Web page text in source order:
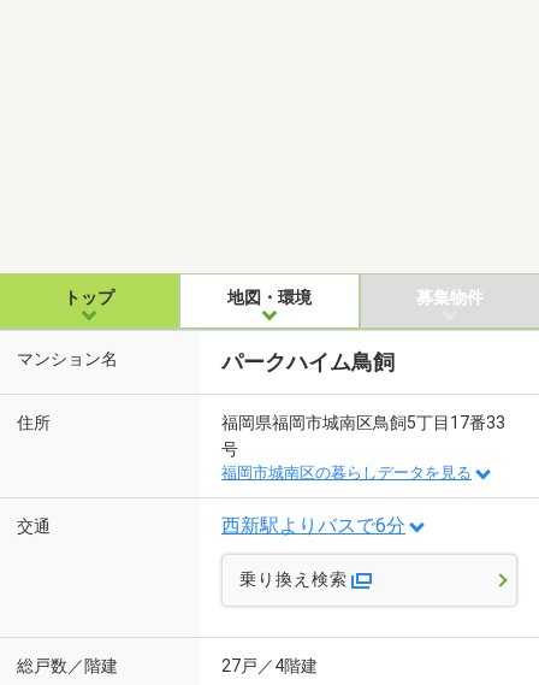
トップ 地図・環境 募集物件
マンション名 パークハイム鳥飼
住所
福岡県福岡市城南区鳥飼5丁目17番33
号
福岡市城南区の暮らしデータを見る
交通 西新駅よりバスで6分
乗り換え検索
総戸数／階建 27戸／4階建